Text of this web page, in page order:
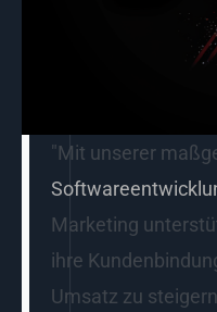
"Mit unserer
Marketing
ihre
Umsatz zu